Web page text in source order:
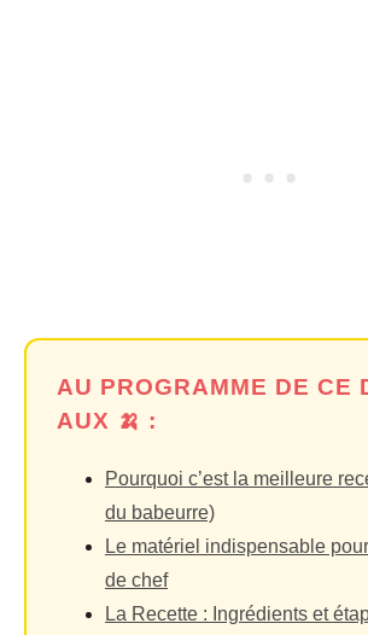
AU PROGRAMME DE CE
AUX 🍌 :
Pourquoi c’est la meilleure
du babeurre)
Le matériel indispensable
de chef
La Recette : Ingrédients et